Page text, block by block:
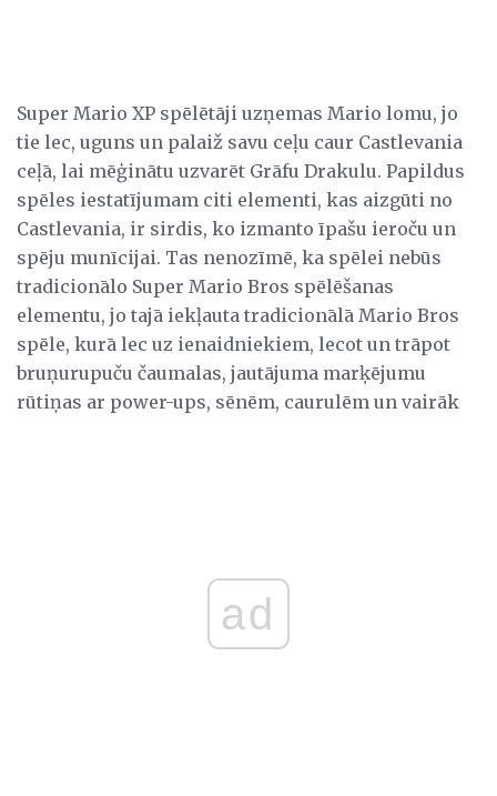
Super Mario XP spēlētāji uzņemas Mario lomu, jo
tie lec, uguns un palaiž savu ceļu caur Castlevania
ceļā, lai mēģinātu uzvarēt Grāfu Drakulu. Papildus
spēles iestatījumam citi elementi, kas aizgūti no
Castlevania, ir sirdis, ko izmanto īpašu ieroču un
spēju munīcijai. Tas nenozīmē, ka spēlei nebūs
tradicionālo Super Mario Bros spēlēšanas
elementu, jo tajā iekļauta tradicionālā Mario Bros
spēle, kurā lec uz ienaidniekiem, lecot un trāpot
bruņurupuču čaumalas, jautājuma marķējumu
rūtiņas ar power-ups, sēnēm, caurulēm un vairāk
ad